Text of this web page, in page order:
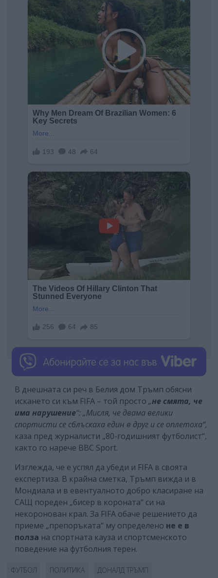
В днешната си реч в Белия дом Тръмп обясни
искането си към FIFA – той просто „не смята, че
има нарушение“: „Мисля, че двама велики
спортисти се сблъскаха един в друг и се оплетоха“,
каза пред журналисти „80-годишният футболист“,
както го нарече ВВС Sport.
Изглежда, че е успял да убеди и FIFA в своята
експертиза. В крайна сметка, Тръмп вижда и в
Мондиала и в евентуалното добро класиране на
САЩ пореден „бисер в короната“ си на
некоронован крал. За FIFA обаче решението да
приеме „препоръката“ му определено не е в
полза на спортната кауза и спортсменското
поведение на футболния терен.
ФУТБОЛ ПОЛИТИКА ДОНАЛД ТРЪМП